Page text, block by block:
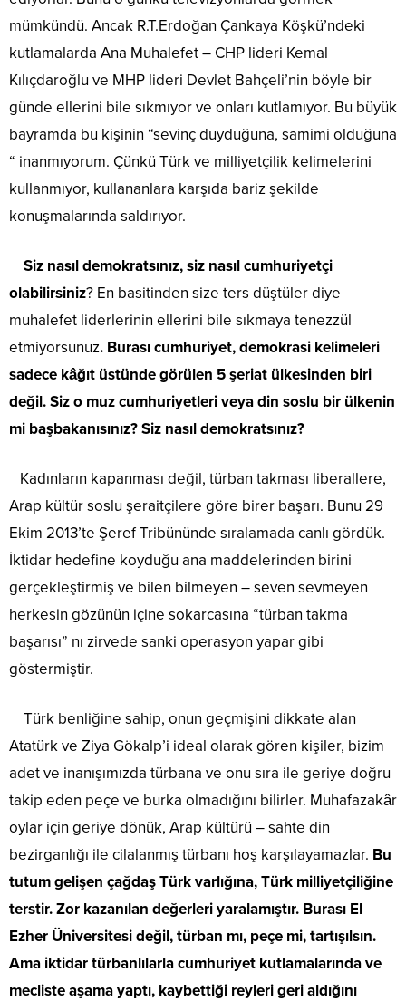
mümkündü. Ancak R.T.Erdoğan Çankaya Köşkü’ndeki
kutlamalarda Ana Muhalefet – CHP lideri Kemal
Kılıçdaroğlu ve MHP lideri Devlet Bahçeli’nin böyle bir
günde ellerini bile sıkmıyor ve onları kutlamıyor. Bu büyük
bayramda bu kişinin “sevinç duyduğuna, samimi olduğuna
“ inanmıyorum. Çünkü Türk ve milliyetçilik kelimelerini
kullanmıyor, kullananlara karşıda bariz şekilde
konuşmalarında saldırıyor.
Siz nasıl demokratsınız, siz nasıl cumhuriyetçi
olabilirsiniz? En basitinden size ters düştüler diye
muhalefet liderlerinin ellerini bile sıkmaya tenezzül
etmiyorsunuz. Burası cumhuriyet, demokrasi kelimeleri
sadece kâğıt üstünde görülen 5 şeriat ülkesinden biri
değil. Siz o muz cumhuriyetleri veya din soslu bir ülkenin
mi başbakanısınız? Siz nasıl demokratsınız?
Kadınların kapanması değil, türban takması liberallere,
Arap kültür soslu şeraitçilere göre birer başarı. Bunu 29
Ekim 2013’te Şeref Tribününde sıralamada canlı gördük.
İktidar hedefine koyduğu ana maddelerinden birini
gerçekleştirmiş ve bilen bilmeyen – seven sevmeyen
herkesin gözünün içine sokarcasına “türban takma
başarısı” nı zirvede sanki operasyon yapar gibi
göstermiştir.
Türk benliğine sahip, onun geçmişini dikkate alan
Atatürk ve Ziya Gökalp’i ideal olarak gören kişiler, bizim
adet ve inanışımızda türbana ve onu sıra ile geriye doğru
takip eden peçe ve burka olmadığını bilirler. Muhafazakâr
oylar için geriye dönük, Arap kültürü – sahte din
bezirganlığı ile cilalanmış türbanı hoş karşılayamazlar. Bu
tutum gelişen çağdaş Türk varlığına, Türk milliyetçiliğine
terstir. Zor kazanılan değerleri yaralamıştır. Burası El
Ezher Üniversitesi değil, türban mı, peçe mi, tartışılsın.
Ama iktidar türbanlılarla cumhuriyet kutlamalarında ve
mecliste aşama yaptı, kaybettiği reyleri geri aldığını